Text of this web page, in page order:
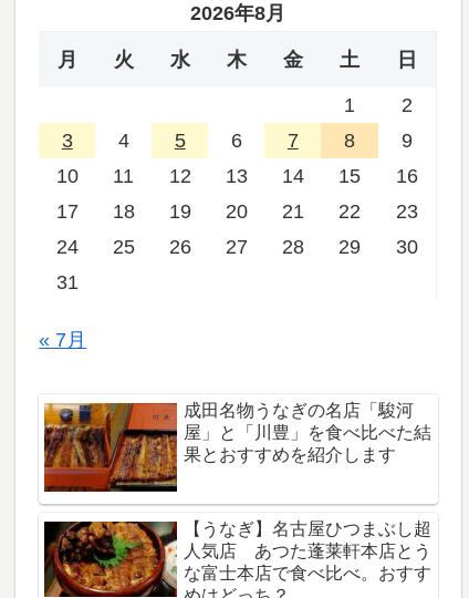
2026年8月
月 火 水 木 金 土 日
1
2
3
4 5 6 7 8
9
10
11 12 13 14 15
16
17
18 19 20 21 22
23
24
25 26 27 28 29
30
31
« 7月
成田名物うなぎの名店「駿河
屋」と「川豊」を食べ比べた結
果とおすすめを紹介します
【うなぎ】名古屋ひつまぶし超
人気店 あつた蓬莱軒本店とう
な富士本店で食べ比べ。おすす